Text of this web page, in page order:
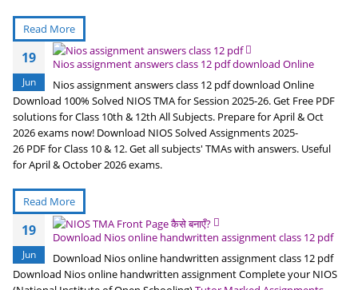
Read More
19
Jun
Nios assignment answers class 12 pdf download Online
Nios assignment answers class 12 pdf download Online
Download 100% Solved NIOS TMA for Session 2025-26. Get Free PDF
solutions for Class 10th & 12th All Subjects. Prepare for April & Oct
2026 exams now! Download NIOS Solved Assignments 2025-
26 PDF for Class 10 & 12. Get all subjects' TMAs with answers. Useful
for April & October 2026 exams.
Read More
19
Jun
Download Nios online handwritten assignment class 12 pdf
Download Nios online handwritten assignment class 12 pdf
Download Nios online handwritten assignment Complete your NIOS